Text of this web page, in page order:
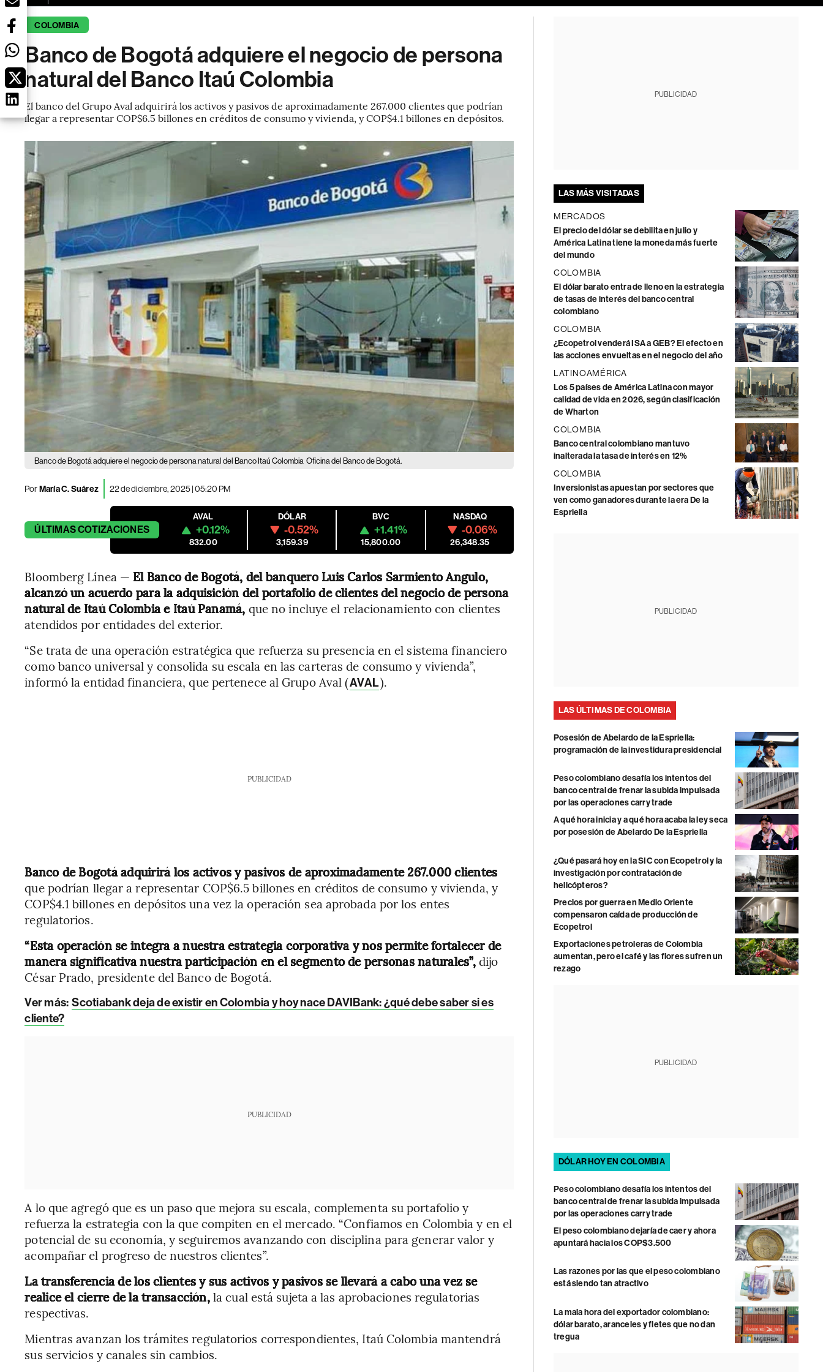
COLOMBIA
Banco de Bogotá adquiere el negocio de persona
natural del Banco Itaú Colombia
El banco del Grupo Aval adquirirá los activos y pasivos de aproximadamente 267.000 clientes que podrían
llegar a representar COP$6.5 billones en créditos de consumo y vivienda, y COP$4.1 billones en depósitos.
Banco de Bogotá adquiere el negocio de persona natural del Banco Itaú Colombia Oficina del Banco de Bogotá.
PorMaría C. Suárez 22 de diciembre, 2025 | 05:20 PM
ÚLTIMASCOTIZACIONES
AVAL
+0.12%
832.00
DÓLAR
-0.52%
3,159.39
BVC
+1.41%
15,800.00
NASDAQ
-0.06%
26,348.35
Bloomberg Línea — El Banco de Bogotá, del banquero Luis Carlos Sarmiento Angulo,
alcanzó un acuerdo para la adquisición del portafolio de clientes del negocio de persona
natural de Itaú Colombia e Itaú Panamá, que no incluye el relacionamiento con clientes
atendidos por entidades del exterior.
“Se trata de una operación estratégica que refuerza su presencia en el sistema financiero
como banco universal y consolida su escala en las carteras de consumo y vivienda”,
informó la entidad financiera, que pertenece al Grupo Aval (AVAL).
PUBLICIDAD
Banco de Bogotá adquirirá los activos y pasivos de aproximadamente 267.000 clientes
que podrían llegar a representar COP$6.5 billones en créditos de consumo y vivienda, y
COP$4.1 billones en depósitos una vez la operación sea aprobada por los entes
regulatorios.
“Esta operación se integra a nuestra estrategia corporativa y nos permite fortalecer de
manera significativa nuestra participación en el segmento de personas naturales”,dijo
César Prado, presidente del Banco de Bogotá.
Ver más: Scotiabank deja de existir en Colombia y hoy nace DAVIBank: ¿qué debe saber si es
cliente?
PUBLICIDAD
A lo que agregó que es un paso que mejora su escala, complementa su portafolio y
refuerza la estrategia con la que compiten en el mercado. “Confiamos en Colombia y en el
potencial de su economía, y seguiremos avanzando con disciplina para generar valor y
acompañar el progreso de nuestros clientes”.
La transferencia de los clientes y sus activos y pasivos se llevará a cabo una vez se
realice el cierre de la transacción,la cual está sujeta a las aprobaciones regulatorias
respectivas.
Mientras avanzan los trámites regulatorios correspondientes, Itaú Colombia mantendrá
sus servicios y canales sin cambios.
PUBLICIDAD
LAS MÁS VISITADAS
MERCADOS
El precio del dólar se debilita en julio y
América Latina tiene la moneda más fuerte
del mundo
COLOMBIA
El dólar barato entra de lleno en la estrategia
de tasas de interés del banco central
colombiano
COLOMBIA
¿Ecopetrol venderá ISA a GEB? El efecto en
las acciones envueltas en el negocio del año
LATINOAMÉRICA
Los 5 países de América Latina con mayor
calidad de vida en 2026, según clasificación
de Wharton
COLOMBIA
Banco central colombiano mantuvo
inalterada la tasa de interés en 12%
COLOMBIA
Inversionistas apuestan por sectores que
ven como ganadores durante la era De la
Espriella
PUBLICIDAD
LAS ÚLTIMAS DE COLOMBIA
Posesión de Abelardo de la Espriella:
programación de la investidura presidencial
Peso colombiano desafía los intentos del
banco central de frenar la subida impulsada
por las operaciones carry trade
A qué hora inicia y a qué hora acaba la ley seca
por posesión de Abelardo De la Espriella
¿Qué pasará hoy en la SIC con Ecopetrol y la
investigación por contratación de
helicópteros?
Precios por guerra en Medio Oriente
compensaron caída de producción de
Ecopetrol
Exportaciones petroleras de Colombia
aumentan, pero el café y las flores sufren un
rezago
PUBLICIDAD
DÓLAR HOY EN COLOMBIA
Peso colombiano desafía los intentos del
banco central de frenar la subida impulsada
por las operaciones carry trade
El peso colombiano dejaría de caer y ahora
apuntará hacia los COP$3.500
Las razones por las que el peso colombiano
está siendo tan atractivo
La mala hora del exportador colombiano:
dólar barato, aranceles y fletes que no dan
tregua